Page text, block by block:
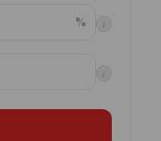
% i
i